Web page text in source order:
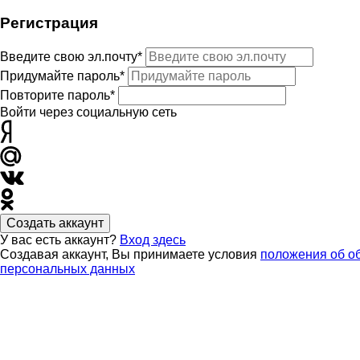
Регистрация
Введите свою эл.почту*
Придумайте пароль*
Повторите пароль*
Войти через социальную сеть
Создать аккаунт
У вас есть аккаунт? Вход здесь
Создавая аккаунт, Вы принимаете условия положения об
персональных данных